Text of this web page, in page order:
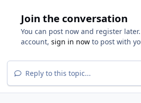
Join the conversation
You can post now and register
account, sign in now to post with
Reply to this topic...